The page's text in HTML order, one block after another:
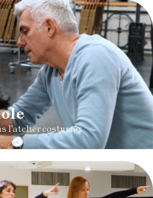
l'atelier costumes